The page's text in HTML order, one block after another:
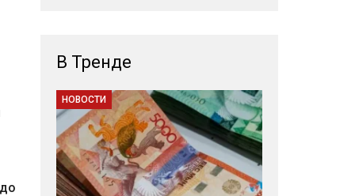
В Тренде
НОВОСТИ